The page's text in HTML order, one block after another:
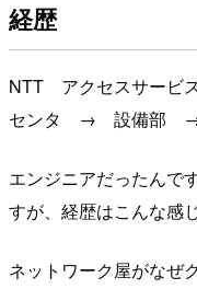
経歴
NTT アクセスサー
センタ → 設備部 →
エンジニアだったんで
すが、経歴はこんな感
ネットワーク屋がなぜ